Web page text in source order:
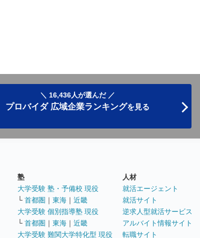
＼ 16,436人が選んだ ／
プロバイダ 広域企業ランキングを見る
塾
大学受験 塾・予備校 現役
└ 首都圏 ｜ 東海 ｜ 近畿
大学受験 個別指導塾 現役
└ 首都圏 ｜ 東海 ｜ 近畿
大学受験 難関大学特化型 現役
人材
就活エージェント
就活サイト
逆求人型就活サービス
アルバイト情報サイト
転職サイト